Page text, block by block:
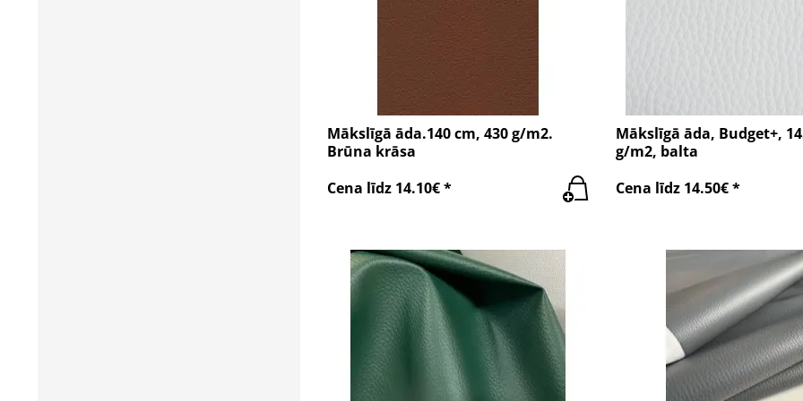
Mākslīgā āda.140 cm, 430 g/m2.
Brūna krāsa
Cena līdz 14.10€ *
Mākslīgā āda, Budget+,
g/m2, balta
Cena līdz 14.50€ *